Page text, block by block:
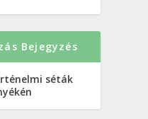
Bejegyzés
séták